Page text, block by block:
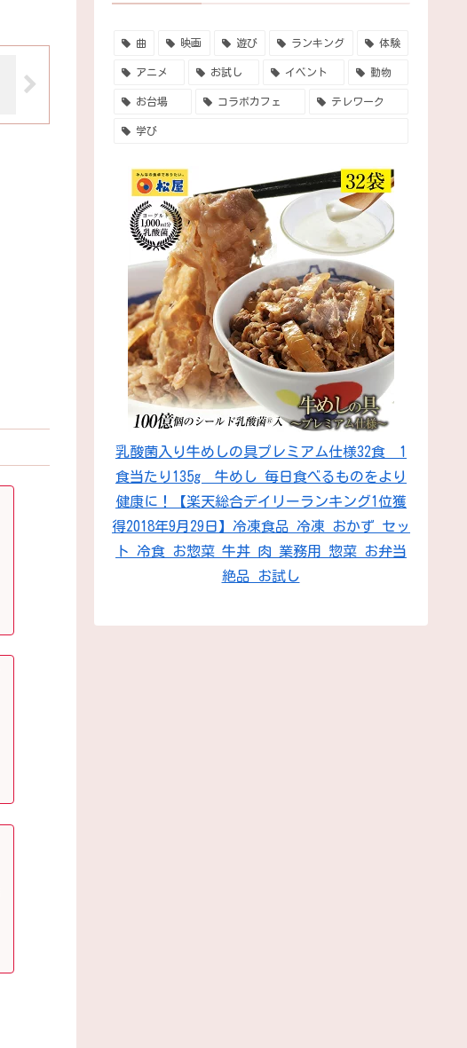
曲 映画 遊び ランキング 体験
アニメ お試し イベント 動物
お台場 コラボカフェ テレワーク
学び
乳酸菌入り牛めしの具プレミアム仕様32食 1
食当たり135g 牛めし 毎日食べるものをより
健康に！【楽天総合デイリーランキング1位獲
得2018年9月29日】冷凍食品 冷凍 おかず セッ
ト 冷食 お惣菜 牛丼 肉 業務用 惣菜 お弁当
絶品 お試し